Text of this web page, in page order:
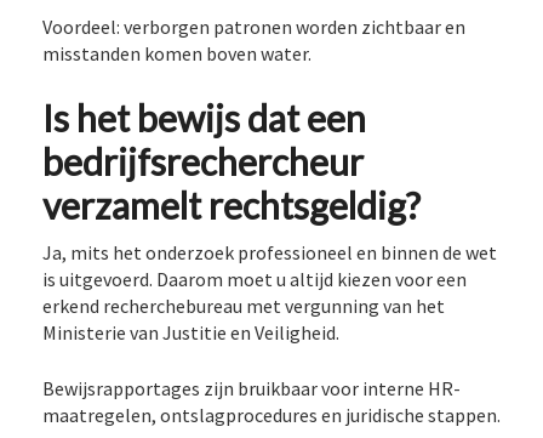
Voordeel: verborgen patronen worden zichtbaar en
misstanden komen boven water.
Is het bewijs dat een
bedrijfsrechercheur
verzamelt rechtsgeldig?
Ja, mits het onderzoek professioneel en binnen de wet
is uitgevoerd. Daarom moet u altijd kiezen voor een
erkend recherchebureau met vergunning van het
Ministerie van Justitie en Veiligheid.
Bewijsrapportages zijn bruikbaar voor interne HR-
maatregelen, ontslagprocedures en juridische stappen.